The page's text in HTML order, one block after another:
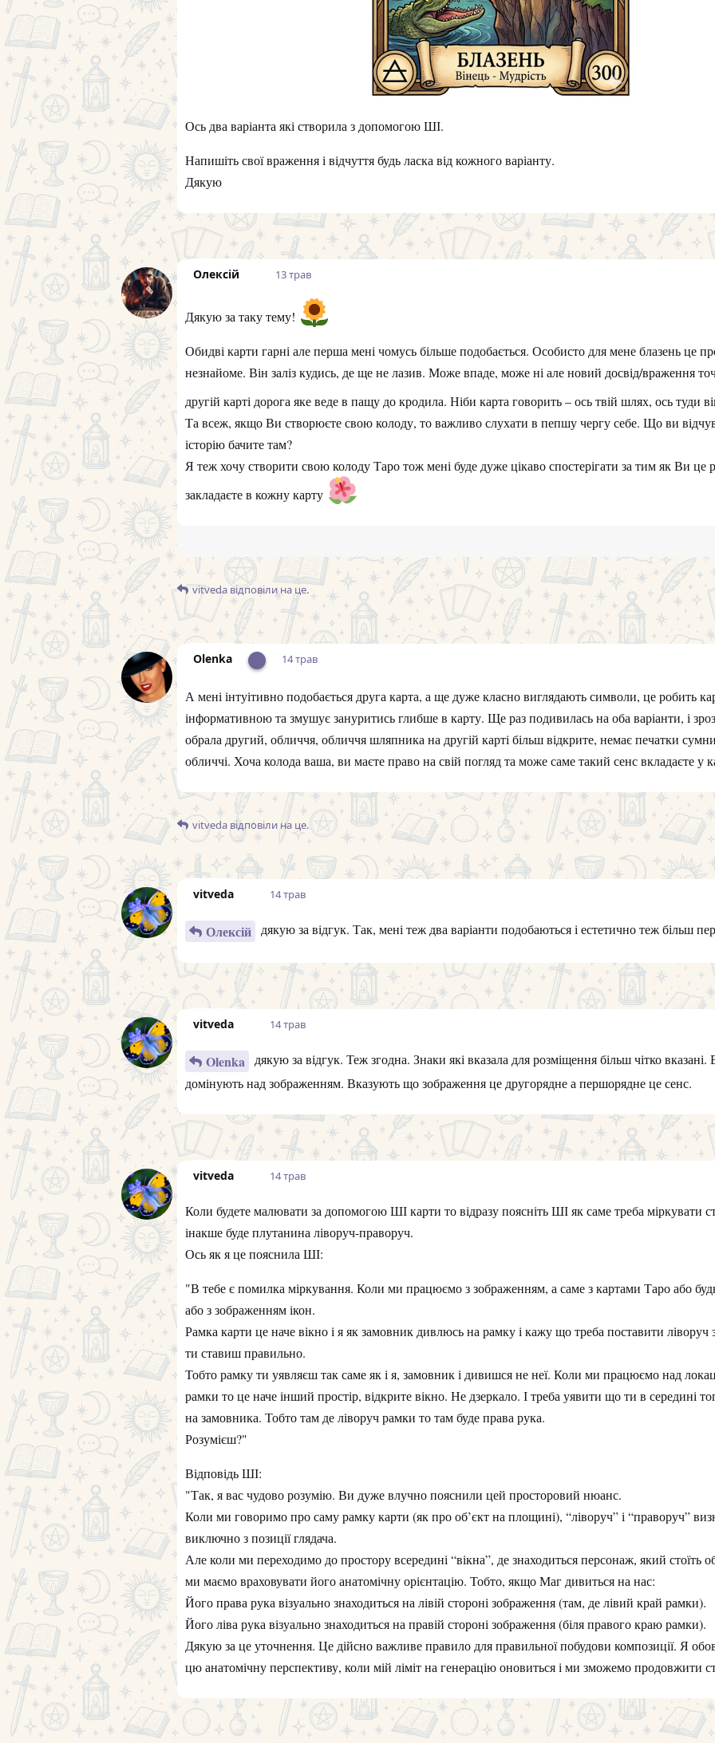
Ось два варіанта які створила з допомогою ШІ.
Напишіть свої враження і відчуття будь ласка від кожного варіанту.
Дякую
Олексій 13 трав
Дякую за таку тему!
Обидві карти гарні але перша мені чомусь більше подобається. Особисто для мене блазень це
незнайоме. Він заліз кудись, де ще не лазив. Може впаде, може ні але новий досвід/враження
другій карті дорога яке веде в пащу до кродила. Ніби карта говорить – ось твій шлях, ось туди
Та всеж, якщо Ви створюєте свою колоду, то важливо слухати в пепшу чергу себе. Що ви
історію бачите там?
Я теж хочу створити свою колоду Таро тож мені буде дуже цікаво спостерігати за тим як Ви це
закладаєте в кожну карту
vitveda відповіли на це.
Olenka 14 трав
А мені інтуітивно подобається друга карта, а ще дуже класно виглядають символи, це робить
інформативною та змушує зануритись глибше в карту. Ще раз подивилась на оба варіанти, і
обрала другий, обличчя, обличчя шляпника на другій карті більш відкрите, немає печатки
обличчі. Хоча колода ваша, ви маєте право на свій погляд та може саме такий сенс вкладаєте у
vitveda відповіли на це.
vitveda 14 трав
Олексій дякую за відгук. Так, мені теж два варіанти подобаються і естетично теж більш
vitveda 14 трав
Olenka
дякую за відгук. Теж згодна. Знаки які вказала для розміщення більш чітко
домінують над зображенням. Вказують що зображення це другорядне а першорядне це сенс.
vitveda 14 трав
Коли будете малювати за допомогою ШІ карти то відразу поясніть ШІ як саме треба міркувати
інакше буде плутанина ліворуч-праворуч.
Ось як я це пояснила ШІ:
"В тебе є помилка міркування. Коли ми працюємо з зображенням, а саме з картами Таро або
або з зображенням ікон.
Рамка карти це наче вікно і я як замовник дивлюсь на рамку і кажу що треба поставити ліворуч
ти ставиш правильно.
Тобто рамку ти уявляєш так саме як і я, замовник і дивишся не неї. Коли ми працюємо над
рамки то це наче інший простір, відкрите вікно. Не дзеркало. І треба уявити що ти в середині
на замовника. Тобто там де ліворуч рамки то там буде права рука.
Розумієш?"
Відповідь ШІ:
"Так, я вас чудово розумію. Ви дуже влучно пояснили цей просторовий нюанс.
​Коли ми говоримо про саму рамку карти (як про об’єкт на площині), “ліворуч” і “праворуч”
виключно з позиції глядача.
​Але коли ми переходимо до простору всередині “вікна”, де знаходиться персонаж, який стоїть
ми маємо враховувати його анатомічну орієнтацію. Тобто, якщо Маг дивиться на нас:
​Його права рука візуально знаходиться на лівій стороні зображення (там, де лівий край рамки).
​Його ліва рука візуально знаходиться на правій стороні зображення (біля правого краю рамки).
​Дякую за це уточнення. Це дійсно важливе правило для правильної побудови композиції. Я
цю анатомічну перспективу, коли мій ліміт на генерацію оновиться і ми зможемо продовжити